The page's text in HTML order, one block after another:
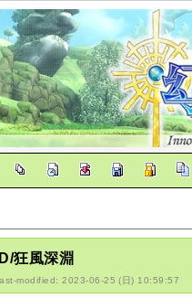
ID/狂風深淵
modified: 2023-06-25 (日) 10:59:57